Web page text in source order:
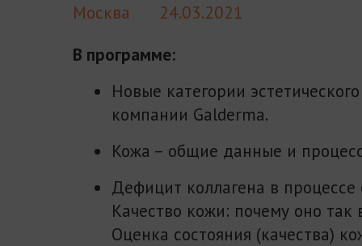
Москва
24.03.2021
В программе:
Новые категории
компании Galderma.
Кожа – общие данные и
Дефицит коллагена в процессе
Качество кожи: почему оно так
Оценка состояния (качества)